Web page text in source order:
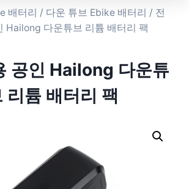
배터리 / 다운 튜브 Ebike 배터리 / 전
Hailong 다운튜브 리튬 배터리 팩
공인 Hailong 다운튜
리튬 배터리 팩